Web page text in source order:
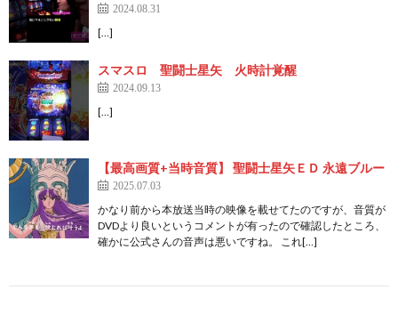
2024.08.31
[…]
スマスロ 聖闘士星矢 火時計覚醒
2024.09.13
[…]
【最高画質+当時音質】 聖闘士星矢ＥＤ 永遠ブルー
2025.07.03
かなり前から本放送当時の映像を載せてたのですが、音質が
DVDより良いというコメントが有ったので確認したところ、
確かに公式さんの音声は悪いですね。 これ[…]